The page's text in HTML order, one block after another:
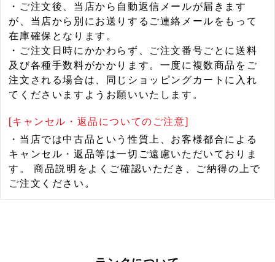
・ご注文後、当店から自動返信メールが届きます
が、当店から別にお送りするご連絡メールをもって
在庫確保となります。
・ご注文日時にかかわらず、ご注文番号ごとに送料
及び各種手数料がかかります。一度に複数商品をご
注文される場合は、同じショッピングカートに入れ
てくださいますようお願いいたします。
[キャンセル・返品についてのご注意]
・当店では中古品という性質上、お客様都合による
キャンセル・返品等は一切ご遠慮いただいておりま
す。 商品説明をよくご確認いただき、ご納得の上で
ご注文ください。